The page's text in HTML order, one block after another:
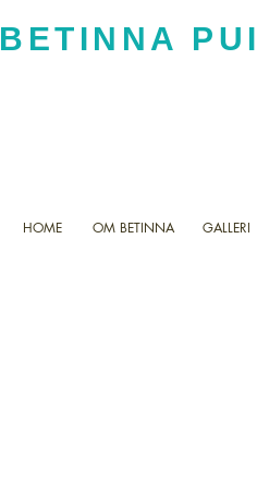
BETINNA
HOME OM BETINNA GALLERI